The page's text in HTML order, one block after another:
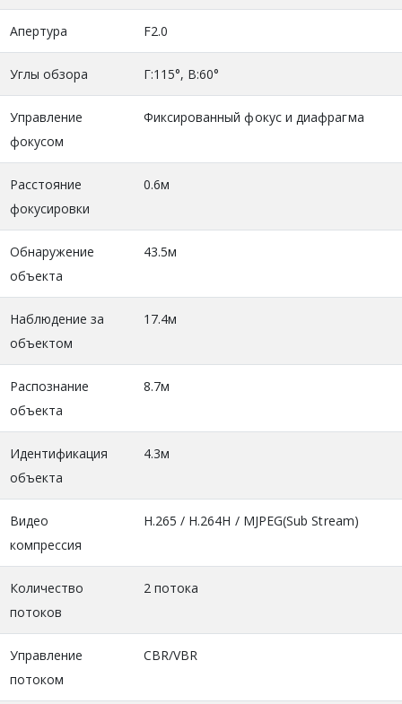
Апертура F2.0
Углы обзора Г:115°, В:60°
Управление
фокусом
Фиксированный фокус и диафрагма
Расстояние
фокусировки
0.6м
Обнаружение
объекта
43.5м
Наблюдение за
объектом
17.4м
Распознание
объекта
8.7м
Идентификация
объекта
4.3м
Видео
компрессия
H.265 / H.264H / MJPEG(Sub Stream)
Количество
потоков
2 потока
Управление
потоком
CBR/VBR